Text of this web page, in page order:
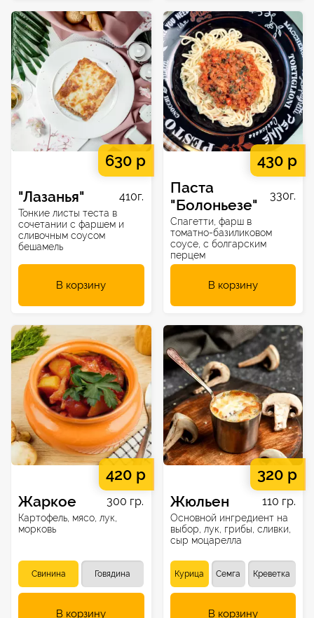
630 р
"Лазанья" 410г.
Тонкие листы теста в
сочетании с фаршем и
сливочным соусом
бешамель
В корзину
430 р
Паста
"Болоньезе"
330г.
Спагетти, фарш в
томатно-базиликовом
соусе, с болгарским
перцем
В корзину
420 р
Жаркое 300 гр.
Картофель, мясо, лук,
морковь
Свинина Говядина
В корзину
320 р
Жюльен 110 гр.
Основной ингредиент на
выбор, лук, грибы, сливки,
сыр моцарелла
Курица Семга Креветка
В корзину